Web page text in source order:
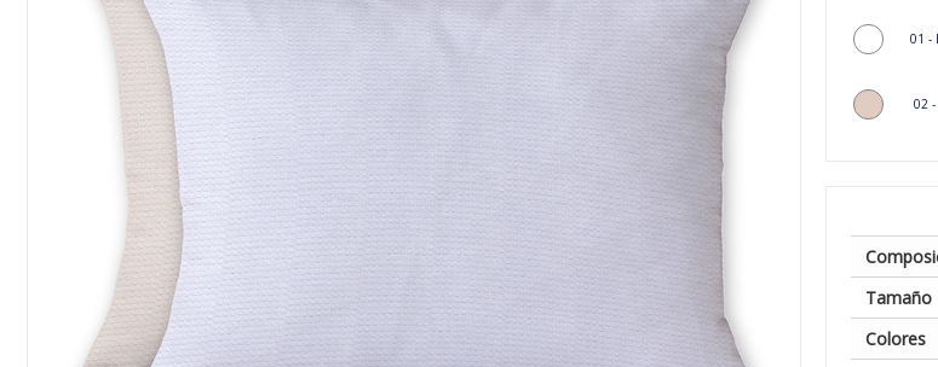
01 -
02 -
Tamaño
Colores